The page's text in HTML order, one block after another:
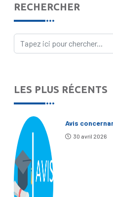
RECHERCHER
LES PLUS RÉCENTS
Avis
30 avril 2026